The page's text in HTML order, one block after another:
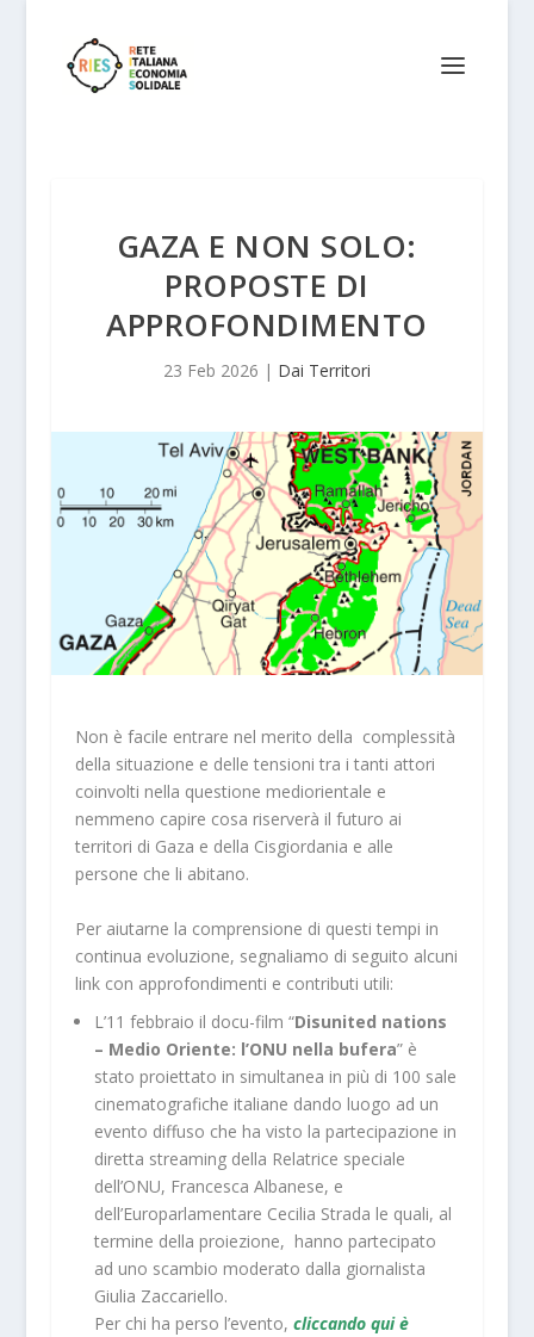
GAZA E NON SOLO:
PROPOSTE DI
APPROFONDIMENTO
23 Feb 2026 | Dai Territori
Non è facile entrare nel merito della complessità
della situazione e delle tensioni tra i tanti attori
coinvolti nella questione mediorientale e
nemmeno capire cosa riserverà il futuro ai
territori di Gaza e della Cisgiordania e alle
persone che li abitano.
Per aiutarne la comprensione di questi tempi in
continua evoluzione, segnaliamo di seguito alcuni
link con approfondimenti e contributi utili:
L’11 febbraio il docu-film “Disunited nations
– Medio Oriente: l’ONU nella bufera” è
stato proiettato in simultanea in più di 100 sale
cinematografiche italiane dando luogo ad un
evento diffuso che ha visto la partecipazione in
diretta streaming della Relatrice speciale
dell’ONU, Francesca Albanese, e
dell’Europarlamentare Cecilia Strada le quali, al
termine della proiezione, hanno partecipato
ad uno scambio moderato dalla giornalista
Giulia Zaccariello.
Per chi ha perso l’evento, cliccando qui è